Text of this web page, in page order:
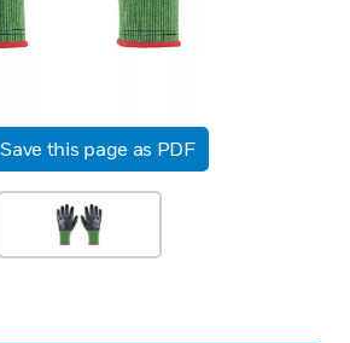
Save this page as PDF